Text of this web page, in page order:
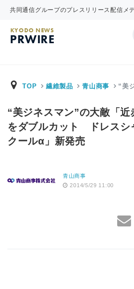
共同通信グループのプレスリリース配信メ
KYODO NEWS
PRWIRE
TOP 繊維製品 青山商事 “美
“美ジネスマン”の大敵「近
をダブルカット ドレスシ
クールα」新発売
青山商事
2014/5/29 11:00